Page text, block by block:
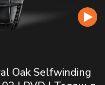
Oak Selfwinding